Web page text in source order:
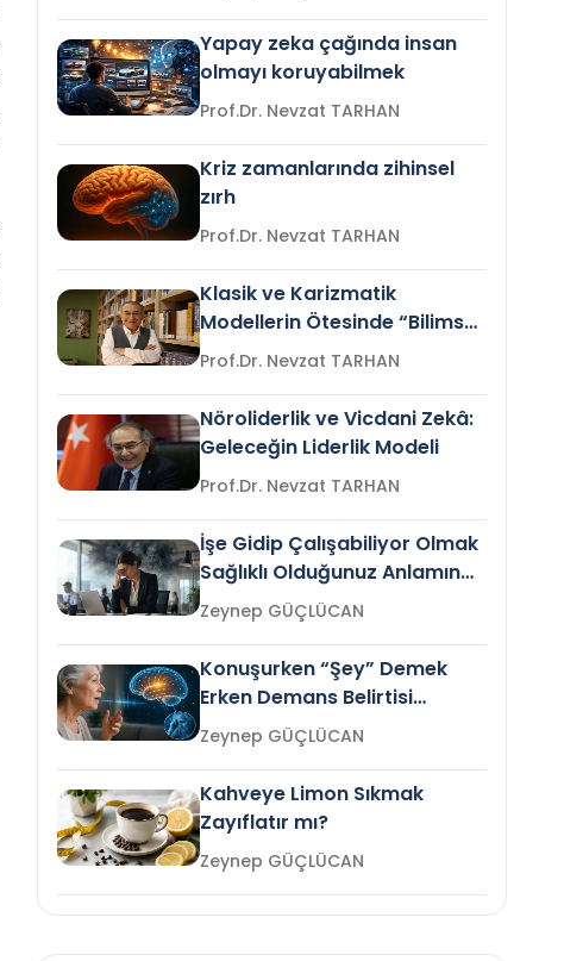
Yapay zeka çağında insan
olmayı koruyabilmek
Prof.Dr. Nevzat TARHAN
Kriz zamanlarında zihinsel
zırh
Prof.Dr. Nevzat TARHAN
Klasik ve Karizmatik
Modellerin Ötesinde “Bilimsel
Liderlik”
Prof.Dr. Nevzat TARHAN
Nöroliderlik ve Vicdani Zekâ:
Geleceğin Liderlik Modeli
Prof.Dr. Nevzat TARHAN
İşe Gidip Çalışabiliyor Olmak
Sağlıklı Olduğunuz Anlamına
Gelir mi?Zeynep GÜÇLÜCAN
Konuşurken “Şey” Demek
Erken Demans Belirtisi
Olabilir mi?Zeynep GÜÇLÜCAN
Kahveye Limon Sıkmak
Zayıflatır mı?
Zeynep GÜÇLÜCAN